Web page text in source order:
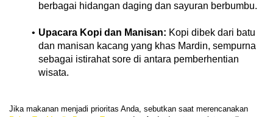
berbagai hidangan daging dan sayuran berbumbu.
Upacara Kopi dan Manisan: Kopi dibek dari batu
dan manisan kacang yang khas Mardin, sempurna
sebagai istirahat sore di antara pemberhentian
wisata.